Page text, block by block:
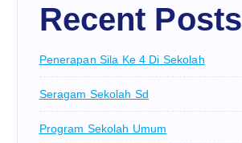
Recent Posts
Penerapan Sila Ke 4 Di Sekolah
Seragam Sekolah Sd
Program Sekolah Umum